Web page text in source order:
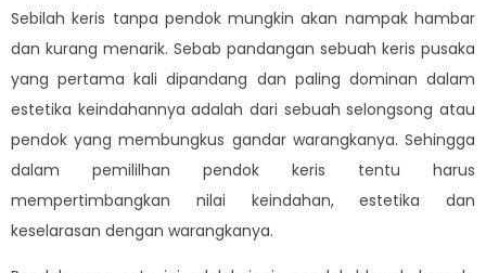
Sebilah keris tanpa pendok mungkin akan nampak hambar
dan kurang menarik. Sebab pandangan sebuah keris pusaka
yang pertama kali dipandang dan paling dominan dalam
estetika keindahannya adalah dari sebuah selongsong atau
pendok yang membungkus gandar warangkanya. Sehingga
dalam pemililhan pendok keris tentu harus
mempertimbangkan nilai keindahan, estetika dan
keselarasan dengan warangkanya.